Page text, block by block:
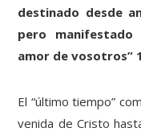
destinado desde
pero
amor de vosotros”
El “último tiempo”
venida de Cristo